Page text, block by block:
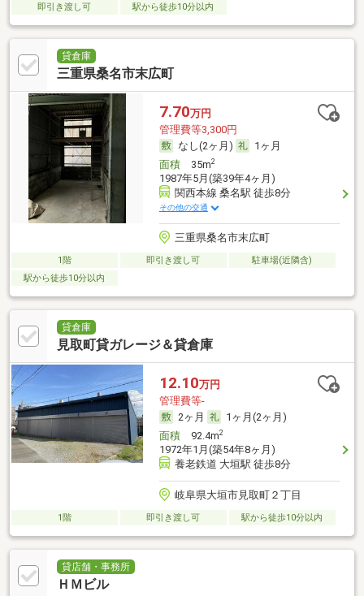
即引き渡し可 駅から徒歩10分以内
貸倉庫
三重県桑名市末広町
7.70万円
管理費等3,300円
なし(2ヶ月)
1ヶ月
面積35m2
1987年5月(築39年4ヶ月)
関西本線 桑名駅 徒歩8分
その他の交通
三重県桑名市末広町
1階 即引き渡し可
駐車場(近隣含)
駅から徒歩10分以内
貸倉庫
見取町貸ガレージ＆貸倉庫
12.10万円
管理費等-
2ヶ月
1ヶ月(2ヶ月)
面積92.4m2
1972年1月(築54年8ヶ月)
養老鉄道 大垣駅 徒歩8分
岐阜県大垣市見取町２丁目
1階 即引き渡し可 駅から徒歩10分以内
貸店舗・事務所
ＨＭビル